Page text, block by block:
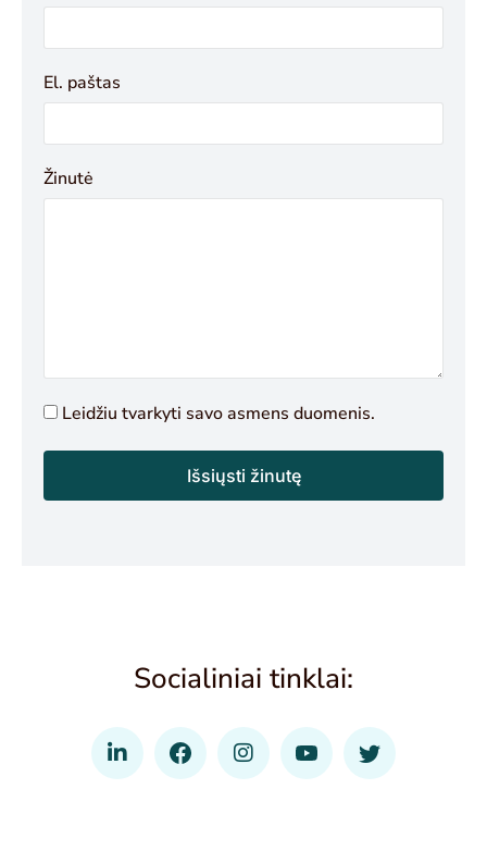
El. paštas
Žinutė
Leidžiu tvarkyti savo asmens duomenis.
Išsiųsti žinutę
Socialiniai tinklai: